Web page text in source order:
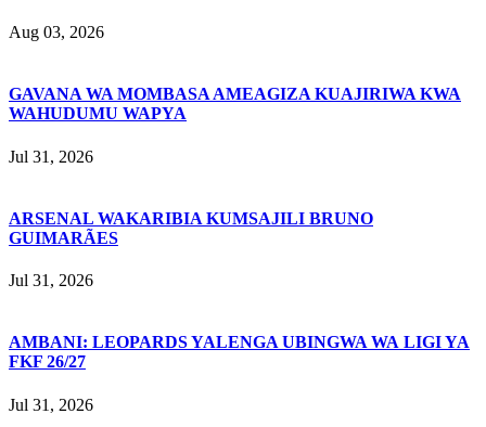
Aug 03, 2026
GAVANA WA MOMBASA AMEAGIZA KUAJIRIWA KWA
WAHUDUMU WAPYA
Jul 31, 2026
ARSENAL WAKARIBIA KUMSAJILI BRUNO
GUIMARÃES
Jul 31, 2026
AMBANI: LEOPARDS YALENGA UBINGWA WA LIGI YA
FKF 26/27
Jul 31, 2026